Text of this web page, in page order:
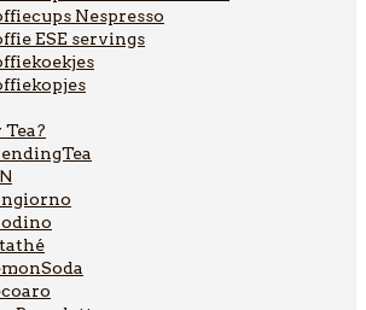
Nespresso
ESE servings
Tea?